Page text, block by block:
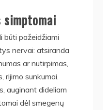
simptomai
būti pažeidžiami
nervai: atsiranda
ar nutirpimas,
rijimo sunkumai.
auginant dideliam
dėl smegenų